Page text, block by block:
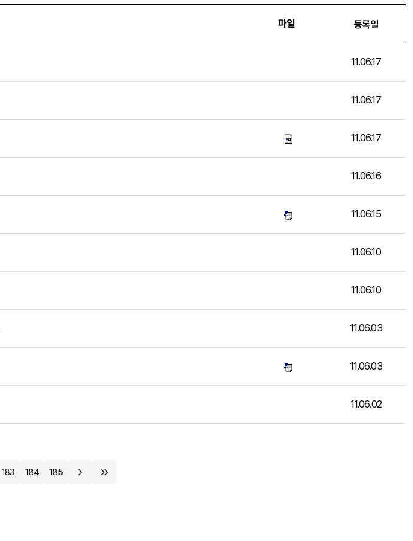
파일 등록일
11.06.17
11.06.17
11.06.17
11.06.16
11.06.15
11.06.10
11.06.10
11.06.03
11.06.03
11.06.02
183 184 185